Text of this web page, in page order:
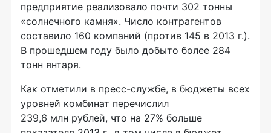
предприятие реализовало почти 302 тонны
«солнечного камня». Число контрагентов
составило 160 компаний (против 145 в 2013 г.).
В прошедшем году было добыто более 284
тонн янтаря.
Как отметили в пресс-службе, в бюджеты всех
уровней комбинат перечислил
239,6 млн рублей, что на 27% больше